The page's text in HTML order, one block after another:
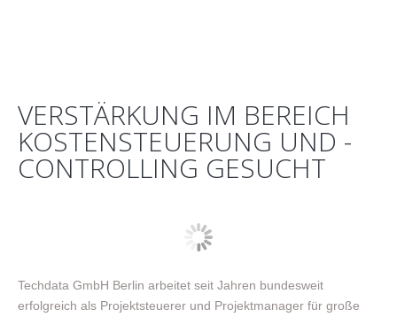
VERSTÄRKUNG IM BEREICH
KOSTENSTEUERUNG UND -
CONTROLLING GESUCHT
Techdata GmbH Berlin arbeitet seit Jahren bundesweit
erfolgreich als Projektsteuerer und Projektmanager für große